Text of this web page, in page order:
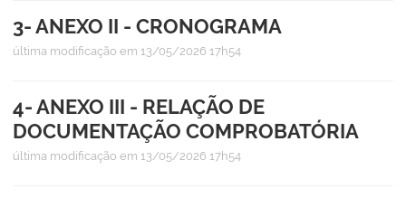
3- ANEXO II - CRONOGRAMA
última modificação em 13/05/2026 17h54
4- ANEXO III - RELAÇÃO DE
DOCUMENTAÇÃO COMPROBATÓRIA
última modificação em 13/05/2026 17h54